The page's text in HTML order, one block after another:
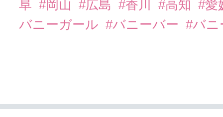
阜 #岡山 #広島 #香川 #高知 #愛
バニーガール #バニーバー #バ